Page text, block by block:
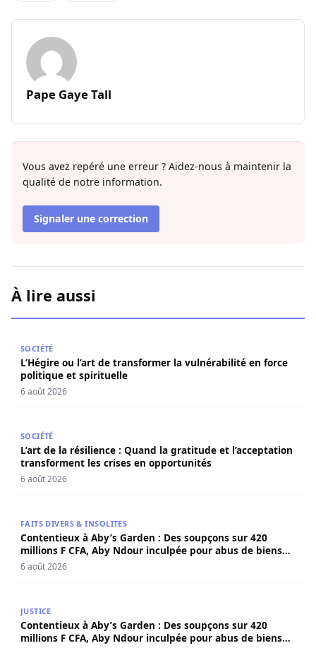
Pape Gaye Tall
Vous avez repéré une erreur ? Aidez-nous à maintenir la
qualité de notre information.
Signaler une correction
À lire aussi
SOCIÉTÉ
L’Hégire ou l’art de transformer la vulnérabilité en force
politique et spirituelle
6 août 2026
SOCIÉTÉ
L’art de la résilience : Quand la gratitude et l’acceptation
transforment les crises en opportunités
6 août 2026
FAITS DIVERS & INSOLITES
Contentieux à Aby’s Garden : Des soupçons sur 420
millions F CFA, Aby Ndour inculpée pour abus de biens
sociaux
6 août 2026
JUSTICE
Contentieux à Aby’s Garden : Des soupçons sur 420
millions F CFA, Aby Ndour inculpée pour abus de biens